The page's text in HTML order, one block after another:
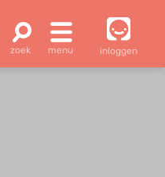
inloggen